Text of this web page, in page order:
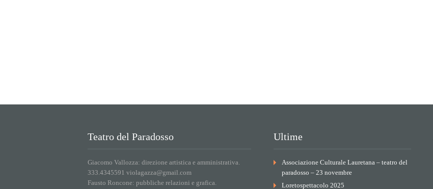
Teatro del Paradosso
Giacomo Vallozza: direzione artistica e amministrativa.
333.4345591 violagazza@gmail.com
Fausto Roncone: pubbliche relazioni e grafica.
Ultime
Associazione Culturale Lauretana – teatro del
paradosso – 23 novembre
Loretospettacolo 2025